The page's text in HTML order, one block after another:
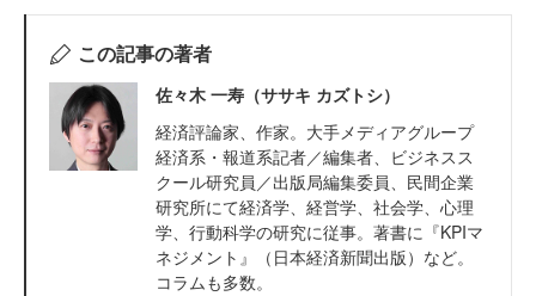
この記事の著者
佐々木 一寿（ササキ カズトシ）
経済評論家、作家。大手メディアグループ
経済系・報道系記者／編集者、ビジネスス
クール研究員／出版局編集委員、民間企業
研究所にて経済学、経営学、社会学、心理
学、行動科学の研究に従事。著書に『KPIマ
ネジメント』（日本経済新聞出版）など。
コラムも多数。